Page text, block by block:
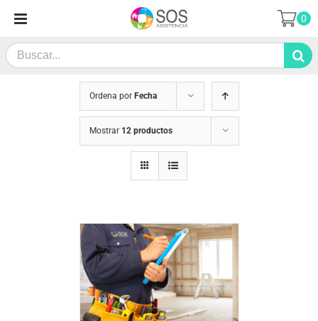
contenido
Search
for:
0
Ordena por Fecha
Mostrar 12 productos